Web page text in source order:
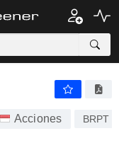
Acciones BRPT